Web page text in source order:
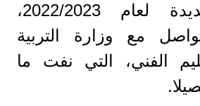
الموازنة الجديدة لعام 2022/2023،
مع وزارة التربية
الفني، التي نفت ما